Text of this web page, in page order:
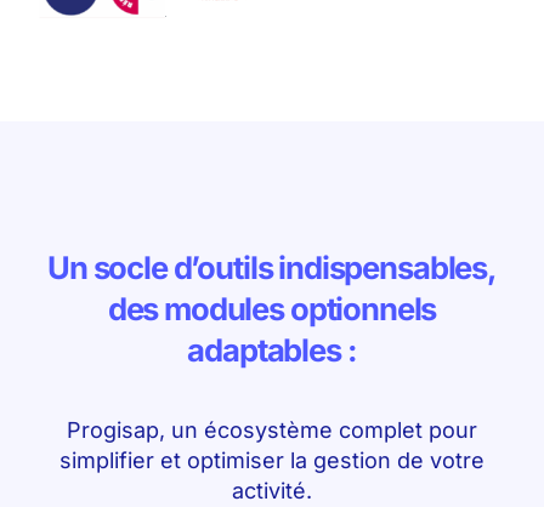
Un socle d’outils indispensables,
des modules optionnels
adaptables :
Progisap, un écosystème complet pour
simplifier et optimiser la gestion de votre
activité.